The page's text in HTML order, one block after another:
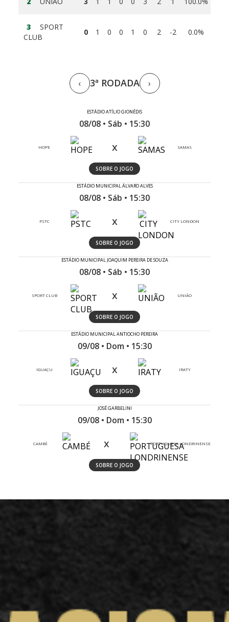
3
SPORT
CLUB
0 1 0 0 1 0 2 -2 0.0%
‹ 3ª RODADA ›
ESTÁDIO ATÍLIO GIONÉDIS
08/08 • Sáb • 15:30
HOPE x SAMAS
SOBRE O JOGO
ESTÁDIO MUNICIPAL ÁLVARO ALVES
08/08 • Sáb • 15:30
PSTC x CITY LONDON
SOBRE O JOGO
ESTÁDIO MUNICIPAL JOAQUIM PEREIRA DE SOUZA
08/08 • Sáb • 15:30
SPORT CLUB x UNIÃO
SOBRE O JOGO
ESTÁDIO MUNICIPAL ANTIOCHO PEREIRA
09/08 • Dom • 15:30
IGUAÇU x IRATY
SOBRE O JOGO
JOSÉ GARBELINI
09/08 • Dom • 15:30
CAMBÉ x PORTUGUESA LONDRINENSE
SOBRE O JOGO